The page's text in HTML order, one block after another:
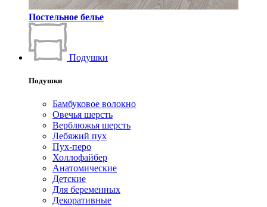
Постельное белье
Подушки
Подушки
Бамбуковое волокно
Овечья шерсть
Верблюжья шерсть
Лебяжий пух
Пух-перо
Холлофайбер
Анатомические
Детские
Для беременных
Декоративные